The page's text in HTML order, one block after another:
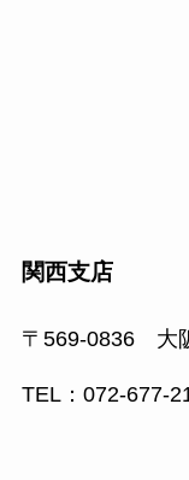
関西支店
〒569-0836 大
TEL：072-677-